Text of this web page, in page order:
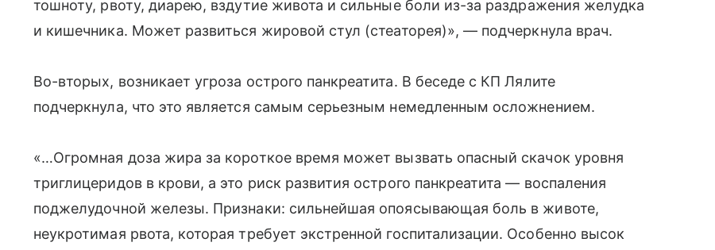
тошноту, рвоту, диарею, вздутие живота и сильные боли из-за раздражения желудка
и кишечника. Может развиться жировой стул (стеаторея)», — подчеркнула врач.
Во-вторых, возникает угроза острого панкреатита. В беседе с КП Лялите
подчеркнула, что это является самым серьезным немедленным осложнением.
«…Огромная доза жира за короткое время может вызвать опасный скачок уровня
триглицеридов в крови, а это риск развития острого панкреатита — воспаления
поджелудочной железы. Признаки: сильнейшая опоясывающая боль в животе,
неукротимая рвота, которая требует экстренной госпитализации. Особенно высок